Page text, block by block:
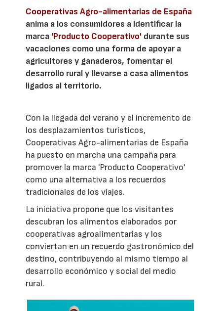
Cooperativas Agro-alimentarias de España
anima a los consumidores a identificar la
marca 'Producto Cooperativo' durante sus
vacaciones como una forma de apoyar a
agricultores y ganaderos, fomentar el
desarrollo rural y llevarse a casa alimentos
ligados al territorio.
Con la llegada del verano y el incremento de
los desplazamientos turísticos,
Cooperativas Agro-alimentarias de España
ha puesto en marcha una campaña para
promover la marca 'Producto Cooperativo'
como una alternativa a los recuerdos
tradicionales de los viajes.
La iniciativa propone que los visitantes
descubran los alimentos elaborados por
cooperativas agroalimentarias y los
conviertan en un recuerdo gastronómico del
destino, contribuyendo al mismo tiempo al
desarrollo económico y social del medio
rural.